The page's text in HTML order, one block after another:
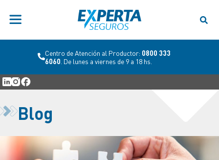
Centro de Atención al Productor: 0800 333
6060 . De lunes a viernes de 9 a 18 hs.
Blog